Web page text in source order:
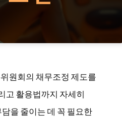
원회의 채무조정 제도를
고 활용법까지 자세히
을 줄이는 데 꼭 필요한